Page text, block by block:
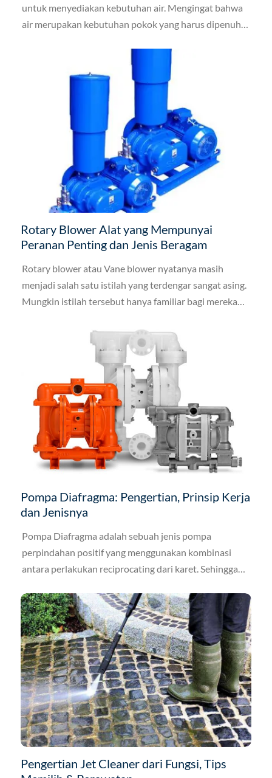
untuk menyediakan kebutuhan air. Mengingat bahwa
air merupakan kebutuhan pokok yang harus dipenuhi
Rotary Blower Alat yang Mempunyai
Peranan Penting dan Jenis Beragam
Rotary blower atau Vane blower nyatanya masih
menjadi salah satu istilah yang terdengar sangat asing.
Mungkin istilah tersebut hanya familiar bagi mereka
untuk orang-orang biasa, istilah yang satu ini masih
banyak orang yang tidak mengetahui apa makna yang
Pompa Diafragma: Pengertian, Prinsip Kerja
dan Jenisnya
Pompa Diafragma adalah sebuah jenis pompa
perpindahan positif yang menggunakan kombinasi
antara perlakukan reciprocating dari karet. Sehingga
memompa fluida dan sering disebut sebagai pompa
membrane.
Pengertian Jet Cleaner dari Fungsi, Tips